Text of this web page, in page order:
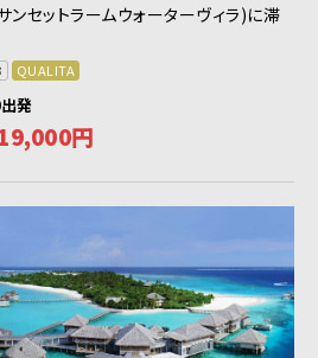
ンセットラームウォーターヴィラ)に滞
QUALITA
発
円